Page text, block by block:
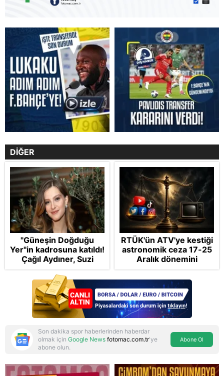
DİĞER
"Güneşin Doğduğu
Yer"in kadrosuna katıldı!
Çağıl Aydıner, Suzi
karakteriyle geliyor
RTÜK'ün ATV'ye kestiği
astronomik ceza 17-25
Aralık dönemini
anımsattı! Milli yayınlara
"yaptırım" kıskacı:
Turkuvaz Medya neden
hedefte?
Son dakika spor haberlerinden haberdar
olmak için Google News fotomac.com.tr'ye
abone olun.
Abone Ol